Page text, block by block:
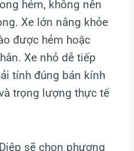
hẻm, không nên
Xe lớn nâng khỏe
được hẻm hoặc
Xe nhỏ dễ tiếp
tính đúng bán kính
trọng lượng thực tế
sẽ chọn phương